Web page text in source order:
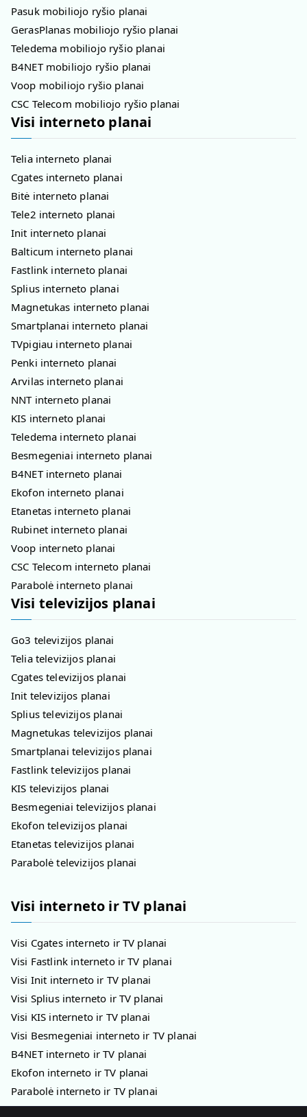
Pasuk mobiliojo ryšio planai
GerasPlanas mobiliojo ryšio planai
Teledema mobiliojo ryšio planai
B4NET mobiliojo ryšio planai
Voop mobiliojo ryšio planai
CSC Telecom mobiliojo ryšio planai
Visi interneto planai
Telia interneto planai
Cgates interneto planai
Bitė interneto planai
Tele2 interneto planai
Init interneto planai
Balticum interneto planai
Fastlink interneto planai
Splius interneto planai
Magnetukas interneto planai
Smartplanai interneto planai
TVpigiau interneto planai
Penki interneto planai
Arvilas interneto planai
NNT interneto planai
KIS interneto planai
Teledema interneto planai
Besmegeniai interneto planai
B4NET interneto planai
Ekofon interneto planai
Etanetas interneto planai
Rubinet interneto planai
Voop interneto planai
CSC Telecom interneto planai
Parabolė interneto planai
Visi televizijos planai
Go3 televizijos planai
Telia televizijos planai
Cgates televizijos planai
Init televizijos planai
Splius televizijos planai
Magnetukas televizijos planai
Smartplanai televizijos planai
Fastlink televizijos planai
KIS televizijos planai
Besmegeniai televizijos planai
Ekofon televizijos planai
Etanetas televizijos planai
Parabolė televizijos planai
Visi interneto ir TV planai
Visi Cgates interneto ir TV planai
Visi Fastlink interneto ir TV planai
Visi Init interneto ir TV planai
Visi Splius interneto ir TV planai
Visi KIS interneto ir TV planai
Visi Besmegeniai interneto ir TV planai
B4NET interneto ir TV planai
Ekofon interneto ir TV planai
Parabolė interneto ir TV planai